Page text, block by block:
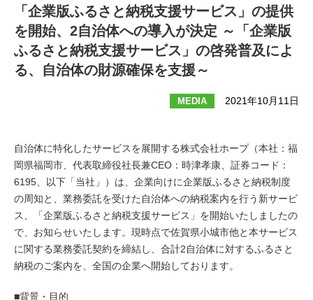
「企業版ふるさと納税支援サービス」の提供
を開始、2自治体への導入が決定 ～「企業版
ふるさと納税支援サービス」の啓発普及によ
る、自治体の財源確保を支援～
MEDIA 2021年10月11日
自治体に特化したサービスを展開する株式会社ホープ（本社：福
岡県福岡市、代表取締役社長兼CEO：時津孝康、証券コード：
6195、以下「当社」）は、企業向けに企業版ふるさと納税制度
の周知と、業務委託を受けた自治体への納税案内を行う新サービ
ス、「企業版ふるさと納税支援サービス」を開始いたしましたの
で、お知らせいたします。現時点で佐賀県小城市他と本サービス
に関する業務委託契約を締結し、合計2自治体に対するふるさと
納税のご案内を、全国の企業へ開始しております。
■背景・目的